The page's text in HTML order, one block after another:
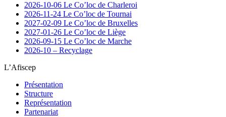
2026-10-06 Le Co’loc de Charleroi
2026-11-24 Le Co’loc de Tournai
2027-02-09 Le Co’loc de Bruxelles
2027-01-26 Le Co’loc de Liège
2026-09-15 Le Co’loc de Marche
2026-10 – Recyclage
L’Afiscep
Présentation
Structure
Représentation
Partenariat